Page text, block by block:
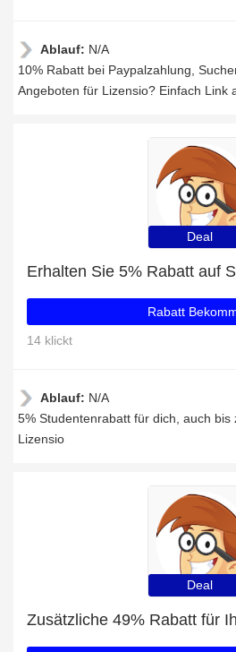
Ablauf: N/A
10% Rabatt bei Paypalzahlung,
Angeboten für Lizensio? Einfach Link
Deal
Erhalten Sie 5% Rabatt auf
Rabatt
14 klickt
Ablauf: N/A
5% Studentenrabatt für dich, auch bis
Lizensio
Deal